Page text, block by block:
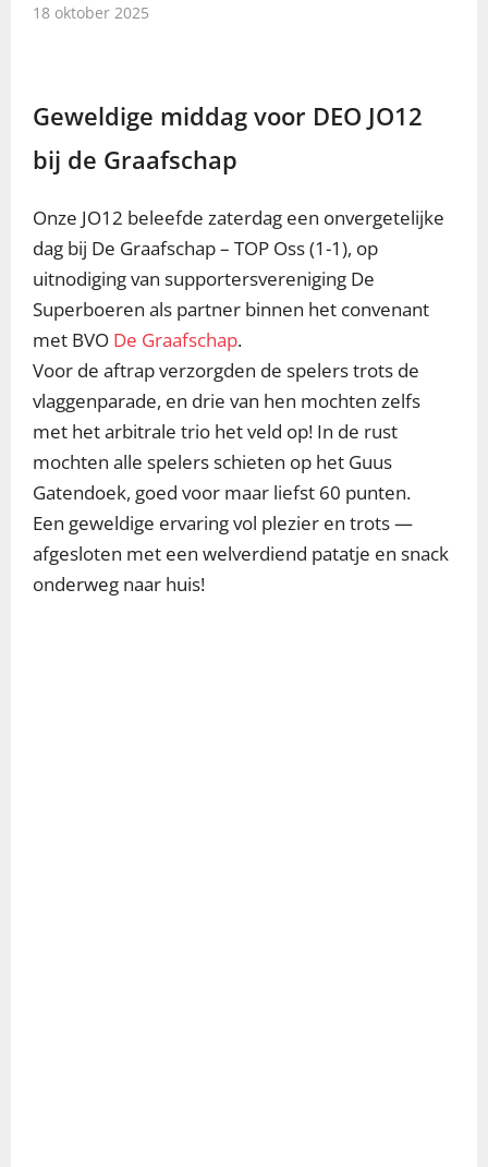
18 oktober 2025
Geweldige middag voor DEO JO12
bij de Graafschap
Onze JO12 beleefde zaterdag een onvergetelijke
dag bij De Graafschap – TOP Oss (1-1), op
uitnodiging van supportersvereniging De
Superboeren als partner binnen het convenant
met BVO De Graafschap.
Voor de aftrap verzorgden de spelers trots de
vlaggenparade, en drie van hen mochten zelfs
met het arbitrale trio het veld op! In de rust
mochten alle spelers schieten op het Guus
Gatendoek, goed voor maar liefst 60 punten.
Een geweldige ervaring vol plezier en trots —
afgesloten met een welverdiend patatje en snack
onderweg naar huis!